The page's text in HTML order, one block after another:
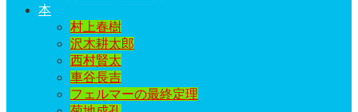
本
村上春樹
沢木耕太郎
西村賢太
車谷長吉
フェルマーの最終定理